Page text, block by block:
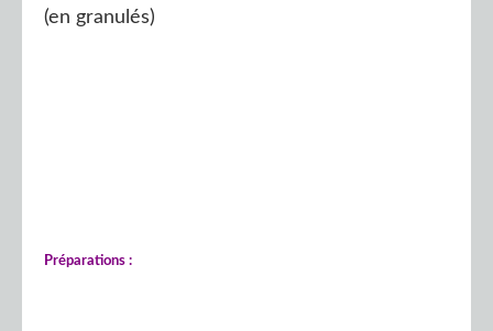
(en granulés)
Préparations :